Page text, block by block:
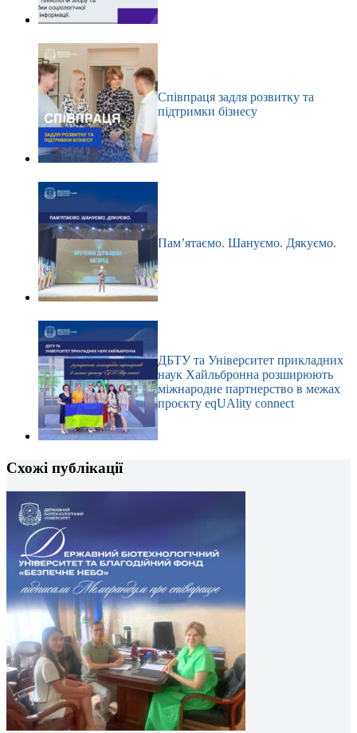
Співпраця задля розвитку та
підтримки бізнесу
Пам’ятаємо. Шануємо. Дякуємо.
ДБТУ та Університет прикладних
наук Хайльбронна розширюють
міжнародне партнерство в межах
проєкту eqUAlity connect
Схожі публікації